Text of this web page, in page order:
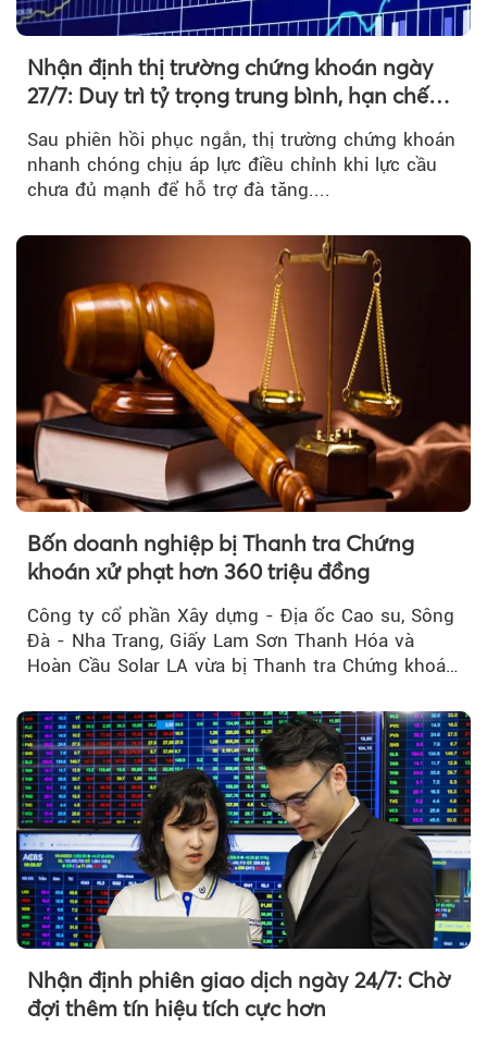
Nhận định thị trường chứng khoán ngày
27/7: Duy trì tỷ trọng trung bình, hạn chế
Sau phiên hồi phục ngắn, thị trường chứng khoán
nhanh chóng chịu áp lực điều chỉnh khi lực cầu
chưa đủ mạnh để hỗ trợ đà tăng....
Bốn doanh nghiệp bị Thanh tra Chứng
khoán xử phạt hơn 360 triệu đồng
Công ty cổ phần Xây dựng - Địa ốc Cao su, Sông
Đà - Nha Trang, Giấy Lam Sơn Thanh Hóa và
Hoàn Cầu Solar LA vừa bị Thanh tra Chứng khoán
do vi phạm quy định về công bố thông tin trên
thị trường chứng khoán.
Nhận định phiên giao dịch ngày 24/7: Chờ
đợi thêm tín hiệu tích cực hơn